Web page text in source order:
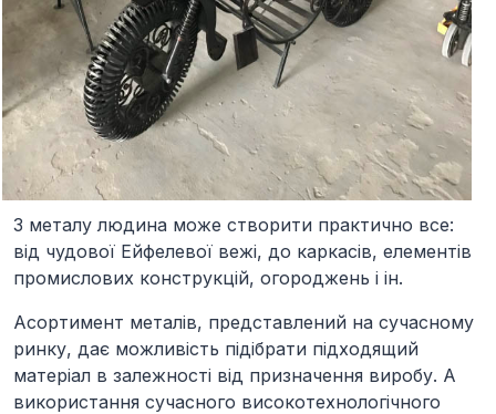
З металу людина може створити практично все:
від чудової Ейфелевої вежі, до каркасів, елементів
промислових конструкцій, огороджень і ін.
Асортимент металів, представлений на сучасному
ринку, дає можливість підібрати підходящий
матеріал в залежності від призначення виробу. А
використання сучасного високотехнологічного